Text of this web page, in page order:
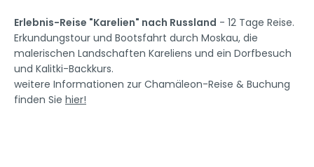
Erlebnis-Reise "Karelien" nach Russland - 12 Tage Reise.
Erkundungstour und Bootsfahrt durch Moskau, die
malerischen Landschaften Kareliens und ein Dorfbesuch
und Kalitki-Backkurs.
weitere Informationen zur Chamäleon-Reise & Buchung
finden Sie hier!